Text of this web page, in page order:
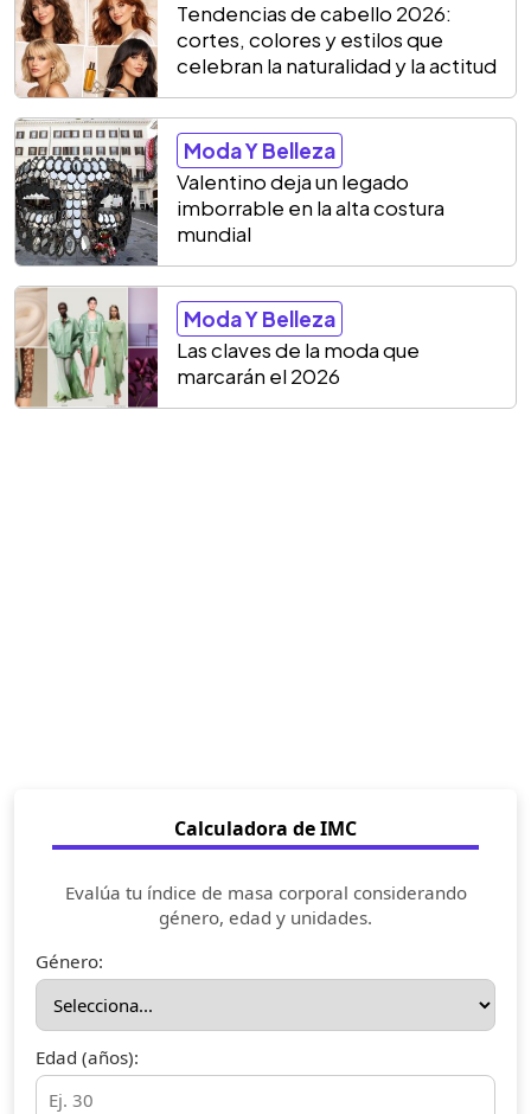
Tendencias de cabello 2026:
cortes, colores y estilos que
celebran la naturalidad y la actitud
Moda Y Belleza
Valentino deja un legado
imborrable en la alta costura
mundial
Moda Y Belleza
Las claves de la moda que
marcarán el 2026
Calculadora de IMC
Evalúa tu índice de masa corporal considerando
género, edad y unidades.
Género:
Edad (años):